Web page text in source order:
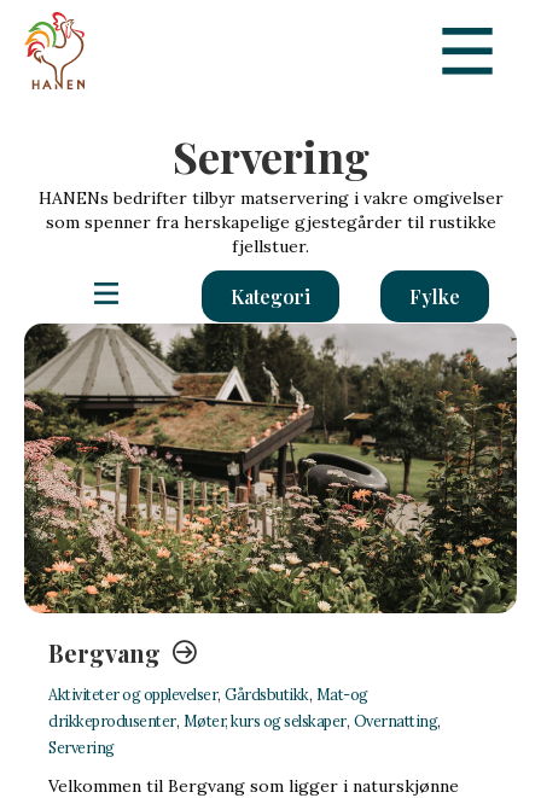
Servering
HANENs bedrifter tilbyr matservering i vakre omgivelser
som spenner fra herskapelige gjestegårder til rustikke
fjellstuer.
Kategori Fylke
Bergvang
Aktiviteter og opplevelser, Gårdsbutikk, Mat-og
drikkeprodusenter, Møter, kurs og selskaper, Overnatting,
Servering
Velkommen til Bergvang som ligger i naturskjønne